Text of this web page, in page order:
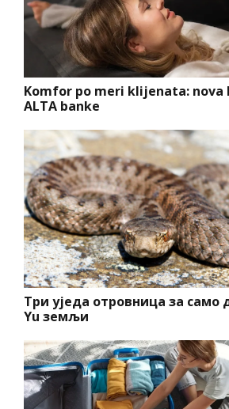
Komfor po meri klijenata:
ALTA banke
Три уједа отровница за само
Yu земљи